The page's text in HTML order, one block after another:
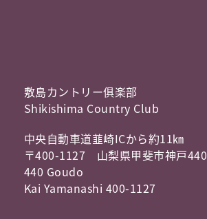
敷島カントリー俱楽部
Shikishima Country Club
中央自動車道韮崎ICから約11㎞
〒400-1127 山梨県甲斐市神戸440
440 Goudo
Kai Yamanashi 400-1127